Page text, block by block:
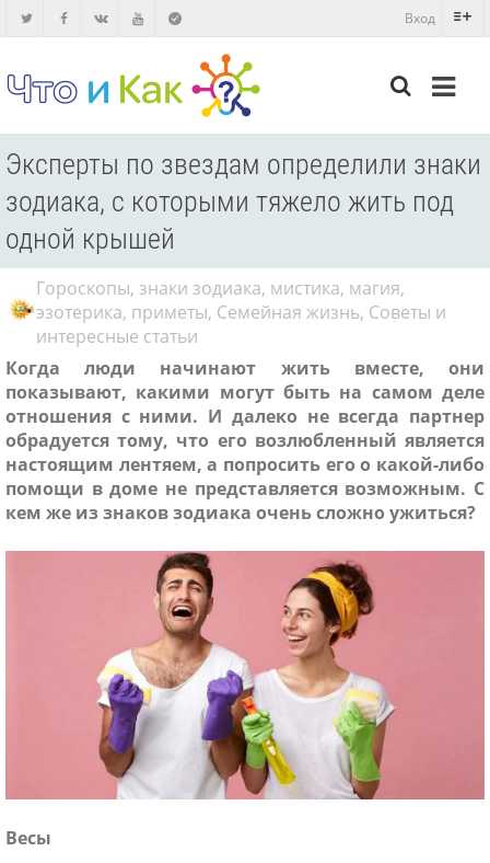
Вход
Эксперты по звездам определили знаки
зодиака, с которыми тяжело жить под
одной крышей
Гороскопы, знаки зодиака, мистика, магия,
эзотерика, приметы, Семейная жизнь, Советы и
интересные статьи
Когда люди начинают жить вместе, они
показывают, какими могут быть на самом деле
отношения с ними. И далеко не всегда партнер
обрадуется тому, что его возлюбленный является
настоящим лентяем, а попросить его о какой-либо
помощи в доме не представляется возможным. С
кем же из знаков зодиака очень сложно ужиться?
Весы